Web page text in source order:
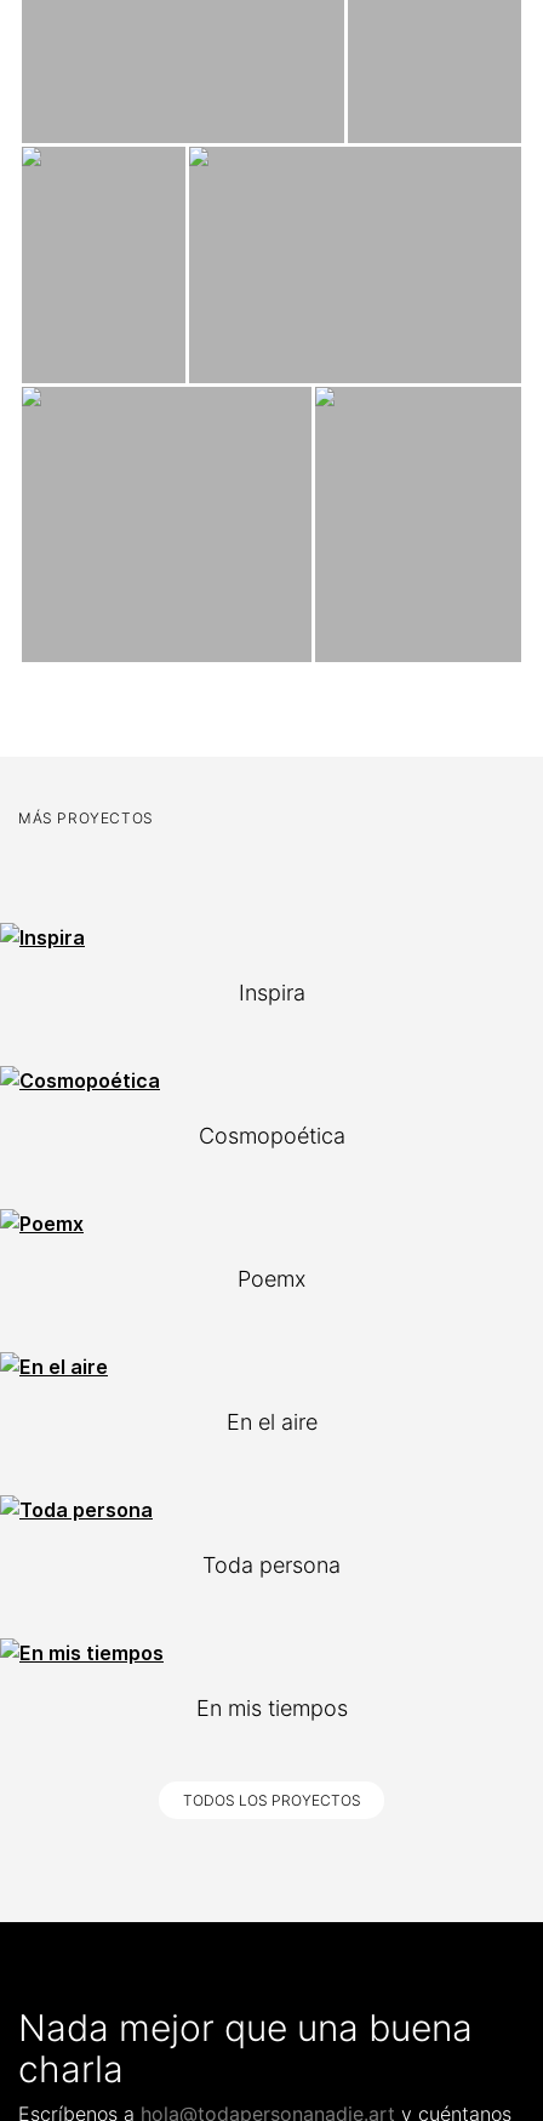
MÁS PROYECTOS
Inspira
Cosmopoética
Poemx
En el aire
Toda persona
En mis tiempos
TODOS LOS PROYECTOS
Nada mejor que una buena
charla
Escríbenos a hola@todapersonanadie.art y cuéntanos